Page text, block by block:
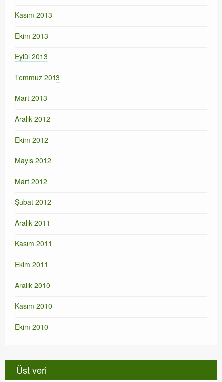
Kasım 2013
Ekim 2013
Eylül 2013
Temmuz 2013
Mart 2013
Aralık 2012
Ekim 2012
Mayıs 2012
Mart 2012
Şubat 2012
Aralık 2011
Kasım 2011
Ekim 2011
Aralık 2010
Kasım 2010
Ekim 2010
Üst veri